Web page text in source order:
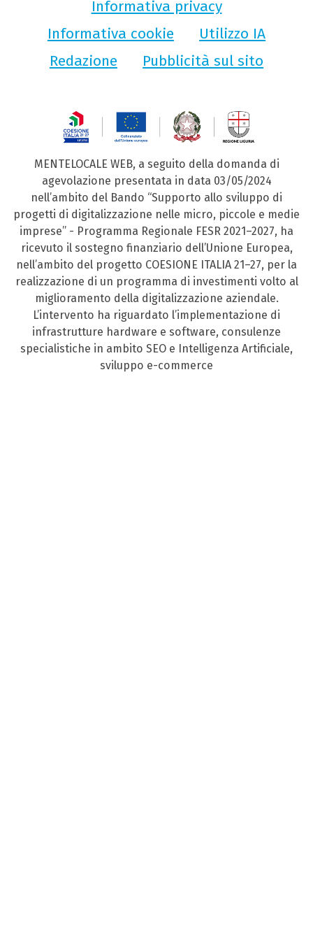
Informativa privacy
Informativa cookie
Utilizzo IA
Redazione
Pubblicità sul sito
MENTELOCALE WEB, a seguito della domanda di
agevolazione presentata in data 03/05/2024
nell’ambito del Bando “Supporto allo sviluppo di
progetti di digitalizzazione nelle micro, piccole e medie
imprese” - Programma Regionale FESR 2021–2027, ha
ricevuto il sostegno finanziario dell’Unione Europea,
nell’ambito del progetto COESIONE ITALIA 21–27, per la
realizzazione di un programma di investimenti volto al
miglioramento della digitalizzazione aziendale.
L’intervento ha riguardato l’implementazione di
infrastrutture hardware e software, consulenze
specialistiche in ambito SEO e Intelligenza Artificiale,
sviluppo e-commerce